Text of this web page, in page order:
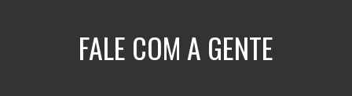
FALE COM A GENTE